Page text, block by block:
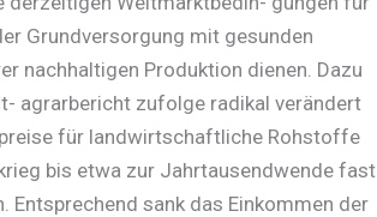
Grundversorgung mit gesunden
nachhaltigen Produktion dienen. Dazu
agrarbericht zufolge radikal verändert
für landwirtschaftliche Rohstoffe
bis etwa zur Jahrtausendwende fast
Entsprechend sank das Einkommen der